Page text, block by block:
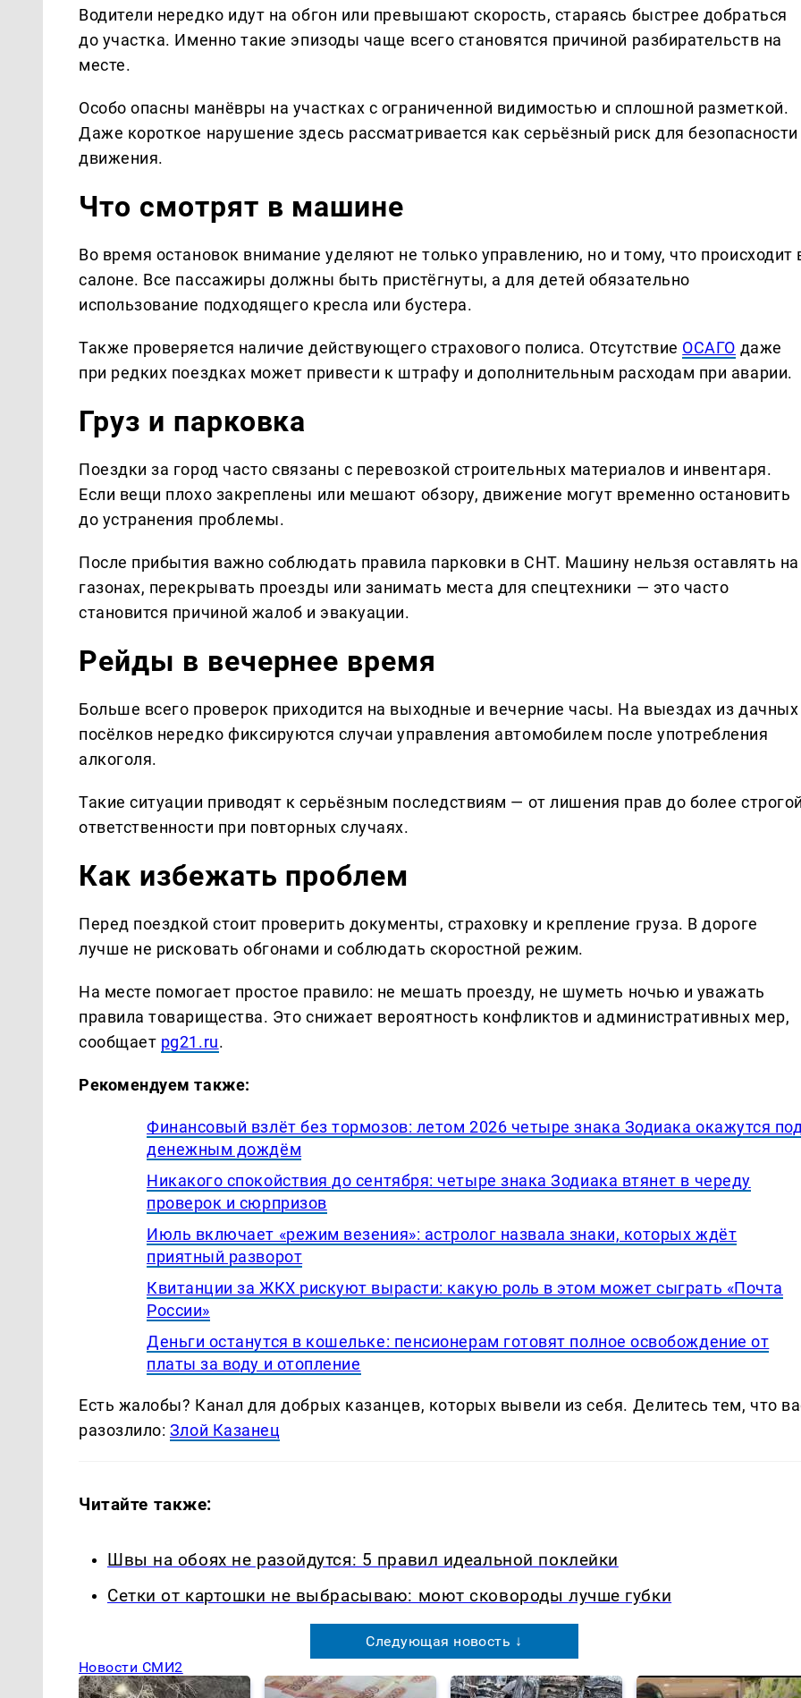
Водители нередко идут на обгон или превышают скорость, стараясь быстрее добраться
до участка. Именно такие эпизоды чаще всего становятся причиной разбирательств на
месте.
Особо опасны манёвры на участках с ограниченной видимостью и сплошной разметкой.
Даже короткое нарушение здесь рассматривается как серьёзный риск для безопасности
движения.
Что смотрят в машине
Во время остановок внимание уделяют не только управлению, но и тому, что происходит
салоне. Все пассажиры должны быть пристёгнуты, а для детей обязательно
использование подходящего кресла или бустера.
Также проверяется наличие действующего страхового полиса. Отсутствие ОСАГО даже
при редких поездках может привести к штрафу и дополнительным расходам при аварии.
Груз и парковка
Поездки за город часто связаны с перевозкой строительных материалов и инвентаря.
Если вещи плохо закреплены или мешают обзору, движение могут временно остановить
до устранения проблемы.
После прибытия важно соблюдать правила парковки в СНТ. Машину нельзя оставлять на
газонах, перекрывать проезды или занимать места для спецтехники — это часто
становится причиной жалоб и эвакуации.
Рейды в вечернее время
Больше всего проверок приходится на выходные и вечерние часы. На выездах из дачных
посёлков нередко фиксируются случаи управления автомобилем после употребления
алкоголя.
Такие ситуации приводят к серьёзным последствиям — от лишения прав до более
ответственности при повторных случаях.
Как избежать проблем
Перед поездкой стоит проверить документы, страховку и крепление груза. В дороге
лучше не рисковать обгонами и соблюдать скоростной режим.
На месте помогает простое правило: не мешать проезду, не шуметь ночью и уважать
правила товарищества. Это снижает вероятность конфликтов и административных мер,
сообщает pg21.ru.
Рекомендуем также:
Финансовый взлёт без тормозов: летом 2026 четыре знака Зодиака окажутся
денежным дождём
Никакого спокойствия до сентября: четыре знака Зодиака втянет в череду
проверок и сюрпризов
Июль включает «режим везения»: астролог назвала знаки, которых ждёт
приятный разворот
Квитанции за ЖКХ рискуют вырасти: какую роль в этом может сыграть «Почта
России»
Деньги останутся в кошельке: пенсионерам готовят полное освобождение от
платы за воду и отопление
Есть жалобы? Канал для добрых казанцев, которых вывели из себя. Делитеcь тем, что
разозлило: Злой Казанец
Читайте также:
Швы на обоях не разойдутся: 5 правил идеальной поклейки
Сетки от картошки не выбрасываю: моют сковороды лучше губки
Следующая новость ↓
Новости СМИ2